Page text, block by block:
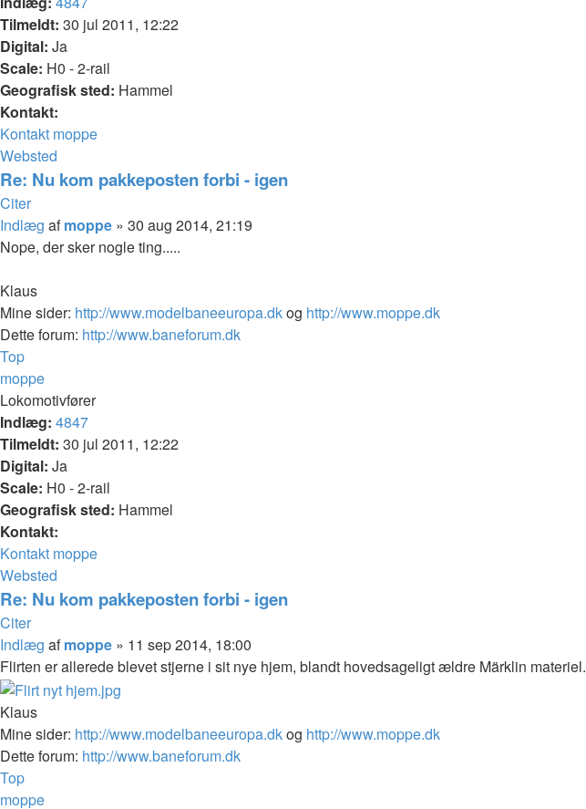
Tilmeldt: 30 jul 2011, 12:22
Digital: Ja
Scale: H0 - 2-rail
Geografisk sted: Hammel
Kontakt:
Kontakt moppe
Websted
Re: Nu kom pakkeposten forbi - igen
Citer
Indlæg afmoppe » 30 aug 2014, 21:19
Nope, der sker nogle ting.....
Klaus
Mine sider: http://www.modelbaneeuropa.dkog http://www.moppe.dk
Dette forum: http://www.baneforum.dk
Top
moppe
Lokomotivfører
Indlæg: 4847
Tilmeldt: 30 jul 2011, 12:22
Digital: Ja
Scale: H0 - 2-rail
Geografisk sted: Hammel
Kontakt:
Kontakt moppe
Websted
Re: Nu kom pakkeposten forbi - igen
Citer
Indlæg afmoppe » 11 sep 2014, 18:00
Flirten er allerede blevet stjerne i sit nye hjem, blandt hovedsageligt ældre Märklin materiel.
Klaus
Mine sider: http://www.modelbaneeuropa.dkog http://www.moppe.dk
Dette forum: http://www.baneforum.dk
Top
moppe